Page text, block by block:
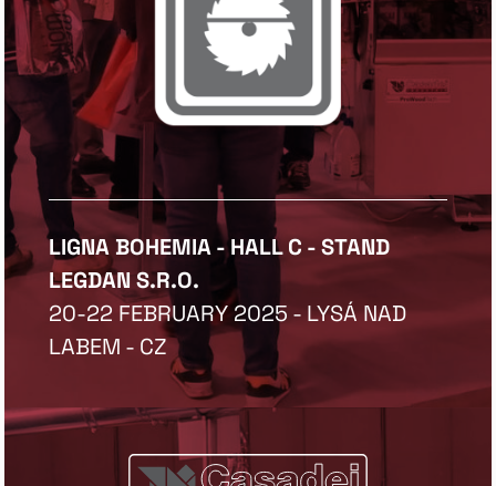
LIGNA BOHEMIA - HALL C - STAND
LEGDAN S.R.O.
20-22 FEBRUARY 2025 - LYSÁ NAD
LABEM - CZ